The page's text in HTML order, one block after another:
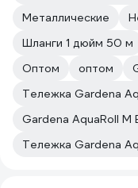
Металлические
Шланги 1 дюйм 50 м
Оптом
оптом
Тележка Gardena
Gardena AquaRoll M
Тележка Gardena